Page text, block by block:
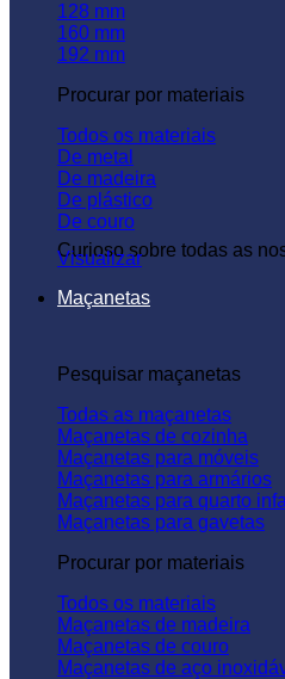
128 mm
160 mm
192 mm
Procurar por materiais
Todos os materiais
De metal
De madeira
De plástico
De couro
Curioso sobre todas as
Visualizar
Maçanetas
Pesquisar maçanetas
Todas as maçanetas
Maçanetas de cozinha
Maçanetas para móveis
Maçanetas para armários
Maçanetas para quarto
Maçanetas para gavetas
Procurar por materiais
Todos os materiais
Maçanetas de madeira
Maçanetas de couro
Maçanetas de aço